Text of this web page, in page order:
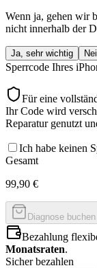
Wenn ja, gehen wir
nicht innerhalb der
Ja, sehr wichtig
Sperrcode Ihres
Für eine
Ihr Code wird
Reparatur genutzt
Ich habe keinen
Gesamt
99,90 €
Diagnose
Bezahlung
Monatsraten.
Sicher bezahlen